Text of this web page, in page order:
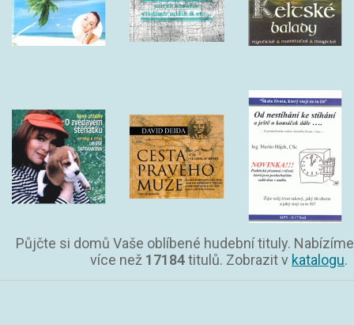
Půjčte si domů Vaše oblíbené hudební tituly. Nabízíme
více než 17184titulů. Zobrazit v katalogu.